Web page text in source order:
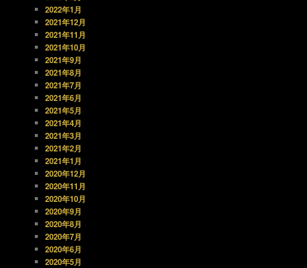
2022年1月
2021年12月
2021年11月
2021年10月
2021年9月
2021年8月
2021年7月
2021年6月
2021年5月
2021年4月
2021年3月
2021年2月
2021年1月
2020年12月
2020年11月
2020年10月
2020年9月
2020年8月
2020年7月
2020年6月
2020年5月